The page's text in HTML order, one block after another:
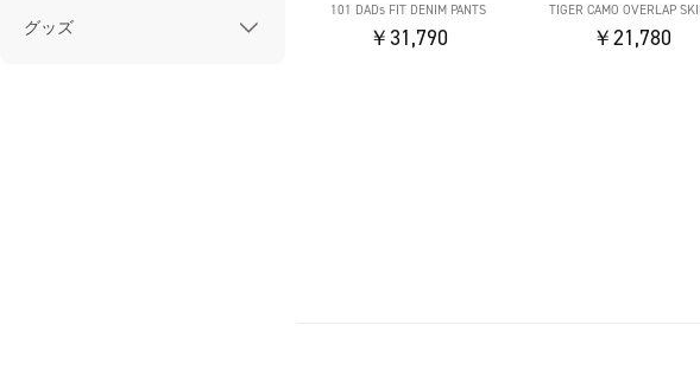
グッズ
101 DADs FIT DENIM PANTS
￥31,790
TIGER CAMO OVERLAP
￥21,780